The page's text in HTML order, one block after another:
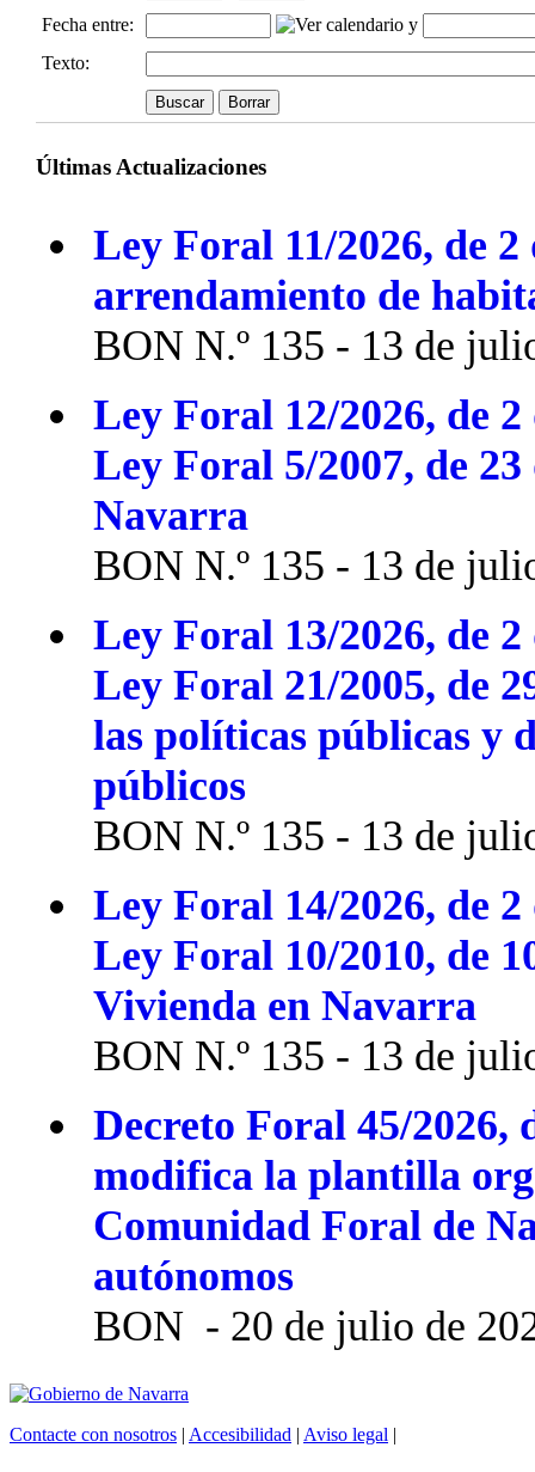
Fecha entre:
y
Texto:
Últimas Actualizaciones
Ley Foral 11/2026, de
arrendamiento de
BON N.º 135 - 13 de
Ley Foral 12/2026, de
Ley Foral 5/2007, de
Navarra
BON N.º 135 - 13 de
Ley Foral 13/2026, de
Ley Foral 21/2005, de
las políticas públicas y
públicos
BON N.º 135 - 13 de
Ley Foral 14/2026, de
Ley Foral 10/2010, de
Vivienda en Navarra
BON N.º 135 - 13 de
Decreto Foral 45/2026,
modifica la plantilla
Comunidad Foral de
autónomos
BON - 20 de julio de
Contacte con nosotros | Accesibilidad | Aviso legal |